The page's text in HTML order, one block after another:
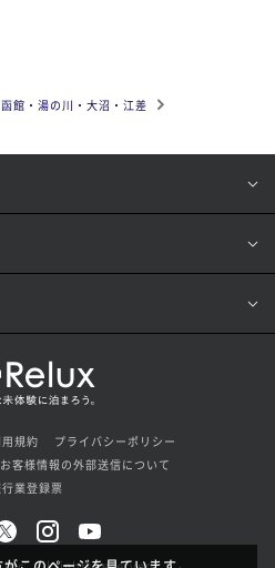
函館・湯の川・大沼・江差
規約
プライバシーポリシー
客様情報の外部送信について
業登録票